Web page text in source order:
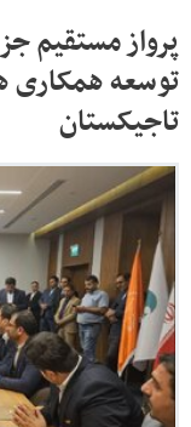
پرواز مستقیم
توسعه
تاجیکستان